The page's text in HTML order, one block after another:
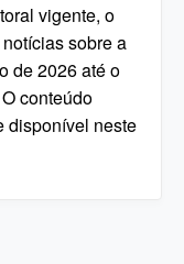
vigente, o
sobre a
de 2026 até o
conteúdo
disponível neste